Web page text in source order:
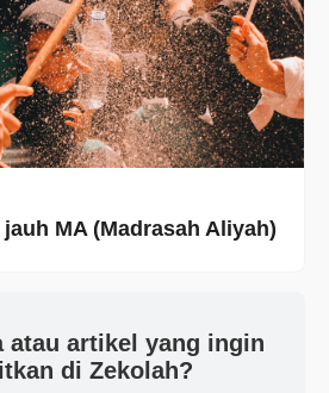
MA (Madrasah Aliyah)
atau artikel yang ingin
di Zekolah?